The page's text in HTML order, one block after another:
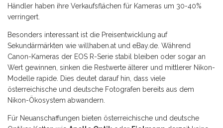
Händler haben ihre Verkaufsflächen für Kameras um 30-40%
verringert.
Besonders interessant ist die Preisentwicklung auf
Sekundärmärkten wie willhaben.at und eBay.de. Während
Canon-Kameras der EOS R-Serie stabil bleiben oder sogar an
Wert gewinnen, sinken die Restwerte älterer und mittlerer Nikon-
Modelle rapide. Dies deutet darauf hin, dass viele
österreichische und deutsche Fotografen bereits aus dem
Nikon-Ökosystem abwandern.
Für Neuanschaffungen bieten österreichische und deutsche